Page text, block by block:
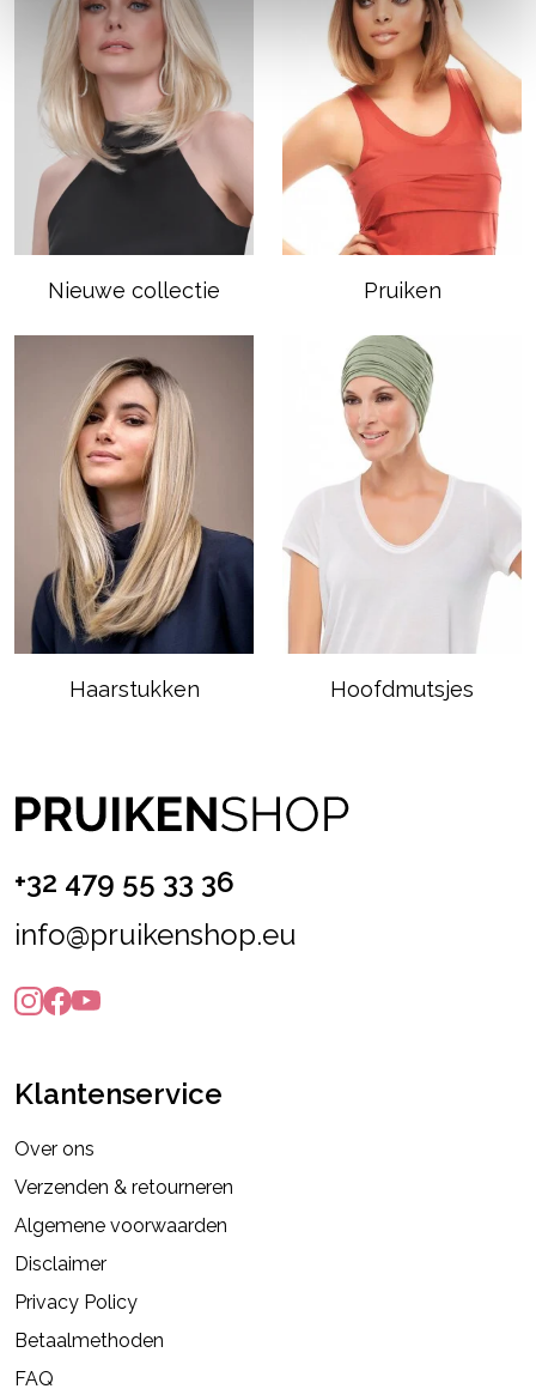
Nieuwe collectie Pruiken
Haarstukken Hoofdmutsjes
+32 479 55 33 36
info@pruikenshop.eu
Klantenservice
Over ons
Verzenden & retourneren
Algemene voorwaarden
Disclaimer
Privacy Policy
Betaalmethoden
FAQ